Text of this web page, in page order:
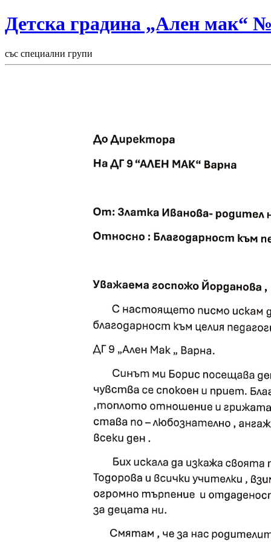
Детска градина „Ален мак“
със специални групи